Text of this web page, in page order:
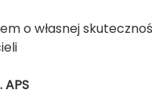
o własnej